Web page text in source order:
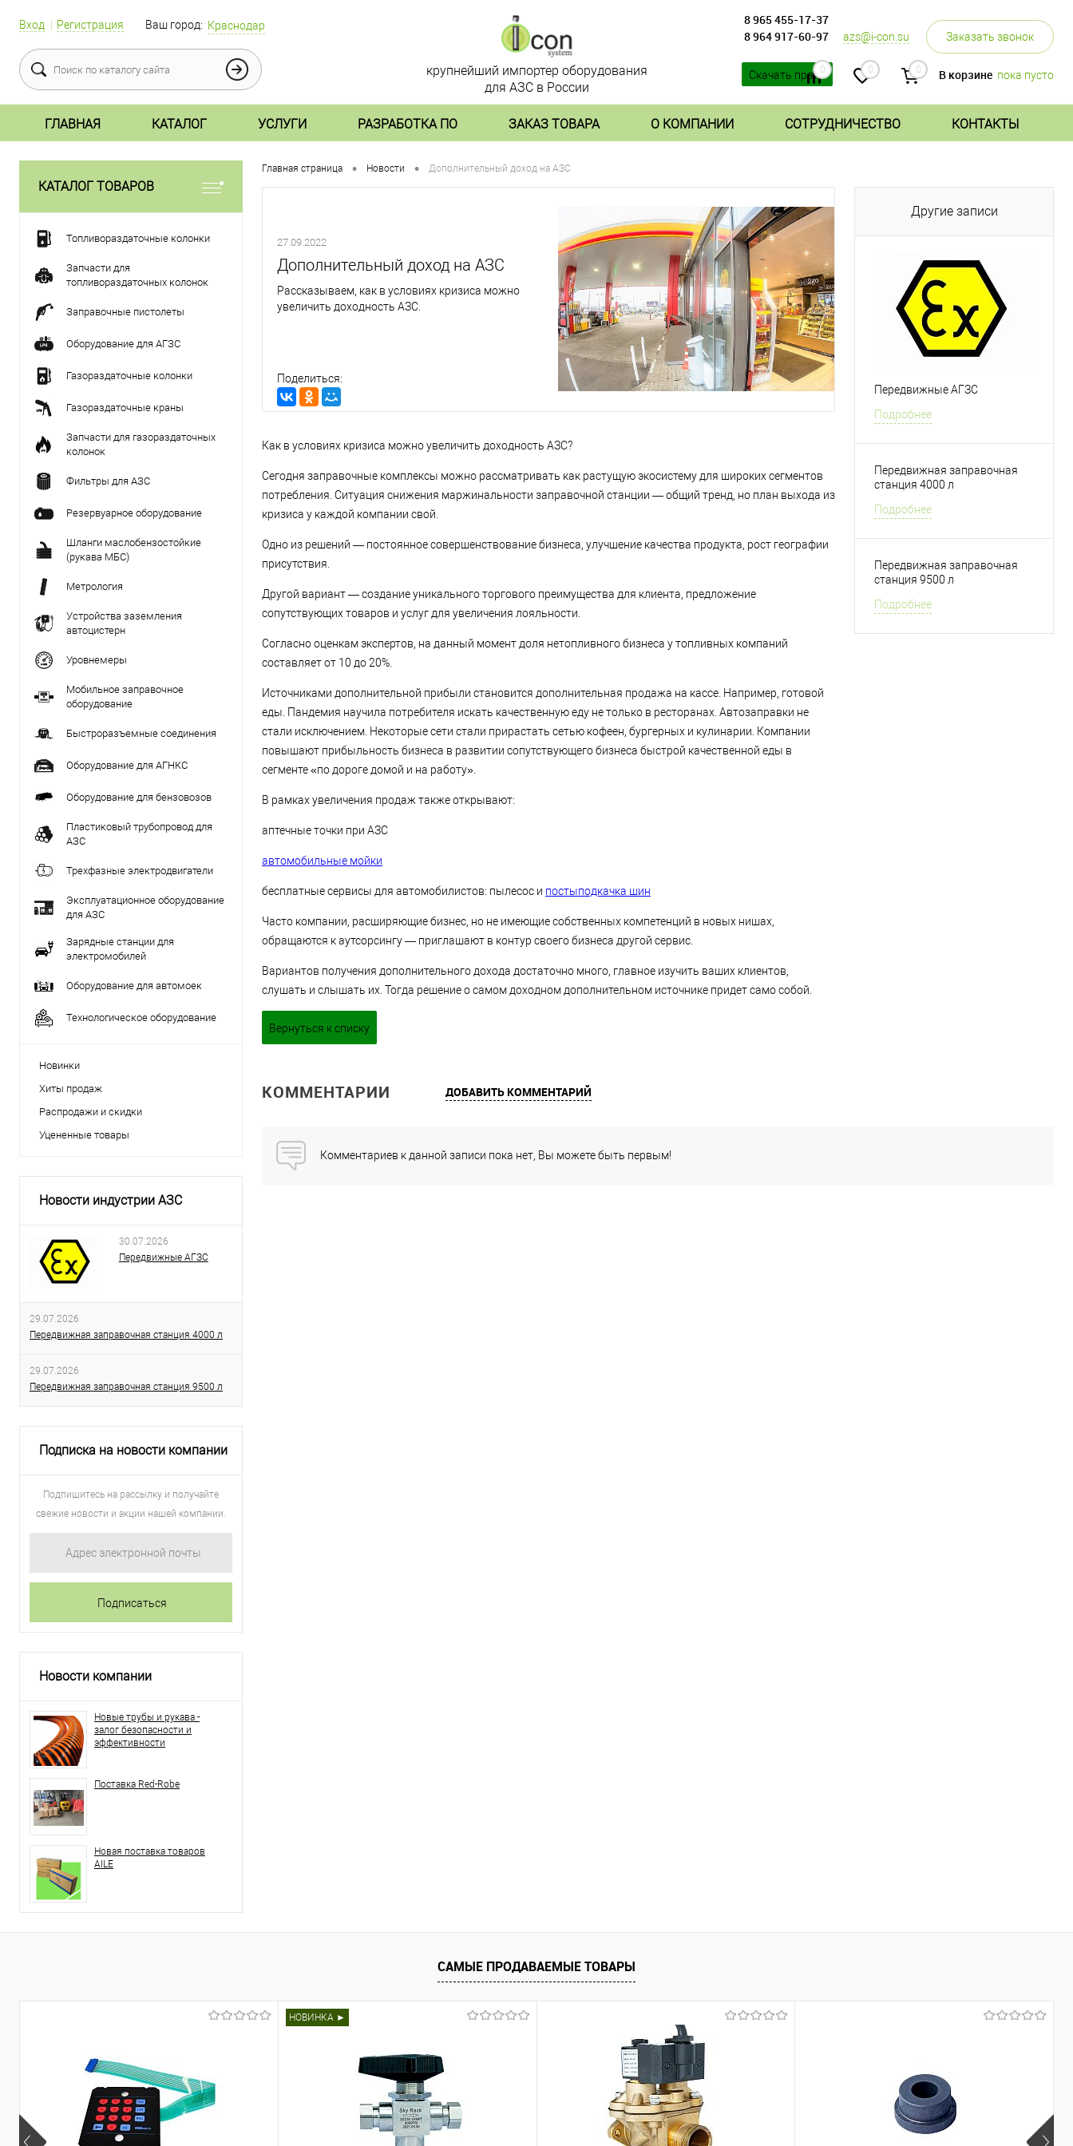
Вход Регистрация Ваш город: Краснодар
8 965 455-17-37
8 964 917-60-97
azs@i-con.su Заказать звонок
Скачать прайс
0 0 0 В корзине пока пусто
крупнейший импортер оборудования
для АЗС в России
ГЛАВНАЯ КАТАЛОГ УСЛУГИ РАЗРАБОТКА ПО ЗАКАЗ ТОВАРА О КОМПАНИИ СОТРУДНИЧЕСТВО КОНТАКТЫ
КАТАЛОГ ТОВАРОВ
Топливораздаточные колонки
Запчасти для
топливораздаточных колонок
Заправочные пистолеты
Оборудование для АГЗС
Газораздаточные колонки
Газораздаточные краны
Запчасти для газораздаточных
колонок
Фильтры для АЗС
Резервуарное оборудование
Шланги маслобензостойкие
(рукава МБС)
Метрология
Устройства заземления
автоцистерн
Уровнемеры
Мобильное заправочное
оборудование
Быстроразъемные соединения
Оборудование для АГНКС
Оборудование для бензовозов
Пластиковый трубопровод для
АЗС
Трехфазные электродвигатели
Эксплуатационное оборудование
для АЗС
Зарядные станции для
электромобилей
Оборудование для автомоек
Технологическое оборудование
Новинки
Хиты продаж
Распродажи и скидки
Уцененные товары
Новости индустрии АЗС
30.07.2026
Передвижные АГЗС
29.07.2026
Передвижная заправочная станция 4000 л
29.07.2026
Передвижная заправочная станция 9500 л
Подписка на новости компании
Подпишитесь на рассылку и получайте
свежие новости и акции нашей компании.
Новости компании
Новые трубы и рукава -
залог безопасности и
эффективности
Поставка Red-Robe
Новая поставка товаров
AILE
Главная страница • Новости • Дополнительный доход на АЗС
27.09.2022
Дополнительный доход на АЗС
Рассказываем, как в условиях кризиса можно
увеличить доходность АЗС.
Как в условиях кризиса можно увеличить доходность АЗС?
Сегодня заправочные комплексы можно рассматривать как растущую экосистему для широких сегментов
потребления. Ситуация снижения маржинальности заправочной станции — общий тренд, но план выхода из
кризиса у каждой компании свой.
Одно из решений — постоянное совершенствование бизнеса, улучшение качества продукта, рост географии
присутствия.
Другой вариант — создание уникального торгового преимущества для клиента, предложение
сопутствующих товаров и услуг для увеличения лояльности.
Согласно оценкам экспертов, на данный момент доля нетопливного бизнеса у топливных компаний
составляет от 10 до 20%.
Источниками дополнительной прибыли становится дополнительная продажа на кассе. Например, готовой
еды. Пандемия научила потребителя искать качественную еду не только в ресторанах. Автозаправки не
стали исключением. Некоторые сети стали прирастать сетью кофеен, бургерных и кулинарии. Компании
повышают прибыльность бизнеса в развитии сопутствующего бизнеса быстрой качественной еды в
сегменте «по дороге домой и на работу».
В рамках увеличения продаж также открывают:
аптечные точки при АЗС
автомобильные мойки
бесплатные сервисы для автомобилистов: пылесос и постыподкачка шин
Часто компании, расширяющие бизнес, но не имеющие собственных компетенций в новых нишах,
обращаются к аутсорсингу — приглашают в контур своего бизнеса другой сервис.
Вариантов получения дополнительного дохода достаточно много, главное изучить ваших клиентов,
слушать и слышать их. Тогда решение о самом доходном дополнительном источнике придет само собой.
Вернуться к списку
Другие записи
Передвижные АГЗС
Подробнее
Передвижная заправочная
станция 4000 л
Подробнее
Передвижная заправочная
станция 9500 л
Подробнее
КОММЕНТАРИИ ДОБАВИТЬ КОММЕНТАРИЙ
Комментариев к данной записи пока нет, Вы можете быть первым!
САМЫЕ ПРОДАВАЕМЫЕ ТОВАРЫ
НОВИНКА ►